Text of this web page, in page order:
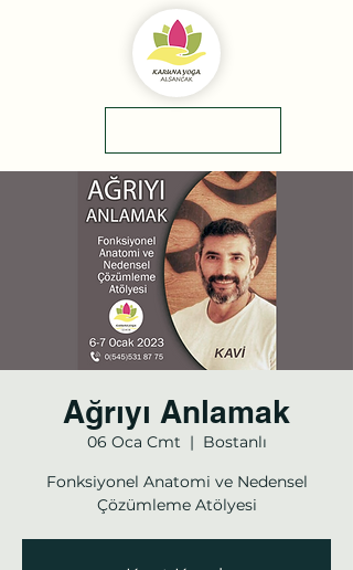
Ağrıyı Anlamak
06 Oca Cmt
  |
Bostanlı
Fonksiyonel Anatomi ve Nedensel
Çözümleme Atölyesi